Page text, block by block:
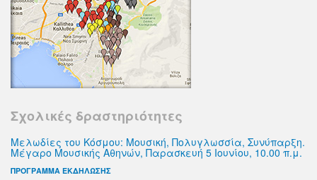
Σχολικές δραστηριότητες
Μελωδίες του Κόσμου: Μουσική, Πολυγλωσσία, Συνύπαρξη.
Μέγαρο Μουσικής Αθηνών, Παρασκευή 5 Ιουνίου, 10.00 π.μ.
ΠΡΟΓΡΑΜΜΑ ΕΚΔΗΛΩΣΗΣ